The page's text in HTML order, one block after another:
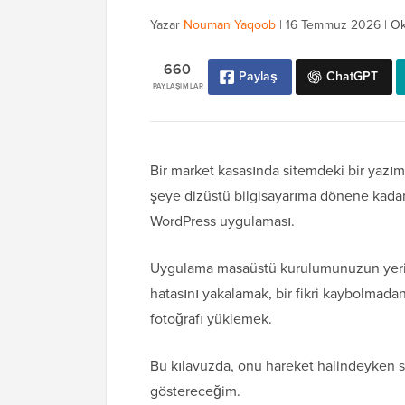
Yazar Nouman Yaqoob | 16 Temmuz 2026 |
PAYLAŞIMLAR
660 Paylaş ChatGPT
Bir market kasasında sitemdeki bir
şeye dizüstü bilgisayarıma dönene
WordPress uygulaması.
Uygulama masaüstü kurulumunuzun
hatasını yakalamak, bir fikri
fotoğrafı yüklemek.
Bu kılavuzda, onu hareket halindeyken
göstereceğim.